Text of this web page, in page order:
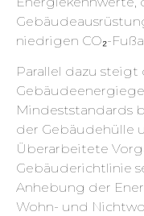
niedrigen CO₂-
Parallel dazu
Mindeststandards
der Gebäudehülle
Überarbeitete
Gebäuderichtlinie
Anhebung der
Wohn- und